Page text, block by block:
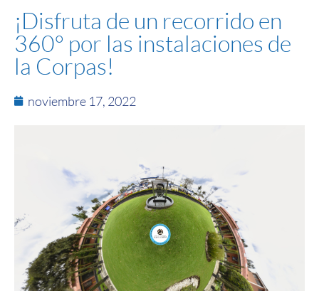
¡Disfruta de un recorrido en
360° por las instalaciones de
la Corpas!
noviembre 17, 2022